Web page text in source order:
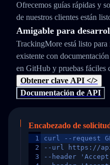
Ofrecemos guías rápidas y
de nuestros clientes están
Amigable para
TrackingMore está listo para
existente con
en GitHub y pruebas fáciles
Obtener clave API </>
Documentación de API
Encabezado de
1
2
3
curl --request
--url https://
--header